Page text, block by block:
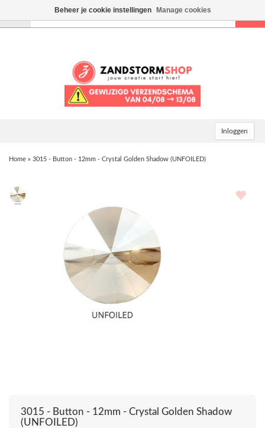
Inloggen
Home » 3015 - Button - 12mm - Crystal Golden Shadow (UNFOILED)
3015 - Button - 12mm - Crystal Golden Shadow
(UNFOILED)
Beheer je cookie instellingen Manage cookies